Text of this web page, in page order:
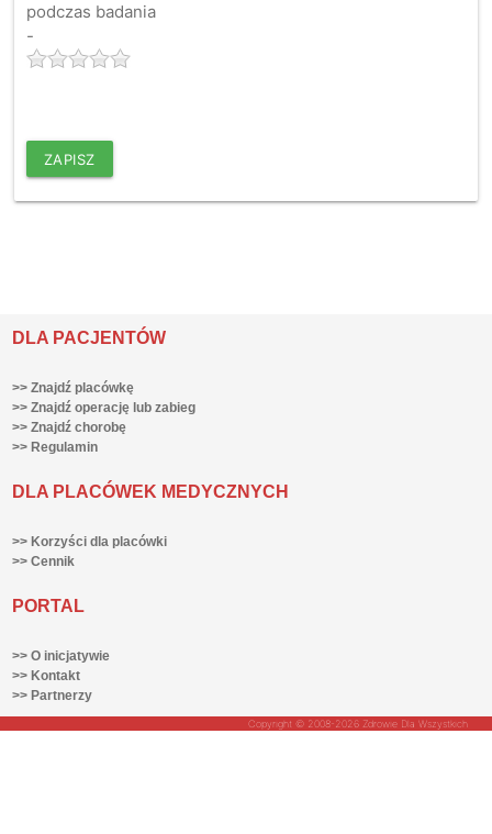
podczas badania
-
ZAPISZ
DLA PACJENTÓW
>> Znajdź placówkę
>> Znajdź operację lub zabieg
>> Znajdź chorobę
>> Regulamin
DLA PLACÓWEK MEDYCZNYCH
>> Korzyści dla placówki
>> Cennik
PORTAL
>> O inicjatywie
>> Kontakt
>> Partnerzy
Copyright © 2008-2026 Zdrowie Dla Wszystkich